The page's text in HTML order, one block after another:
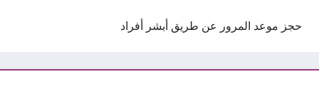
حجز موعد المرور عن طريق أبشر أفراد